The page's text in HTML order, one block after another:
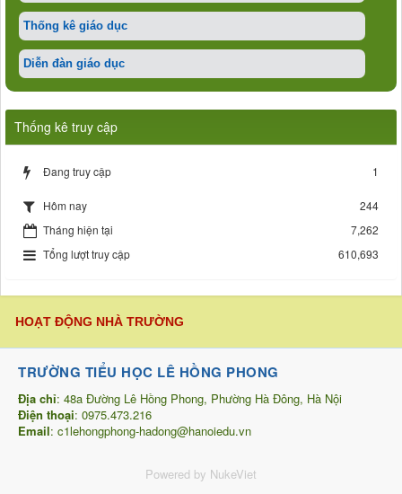
Thống kê giáo dục
Diễn đàn giáo dục
Thống kê truy cập
Đang truy cập 1
Hôm nay
244
Tháng hiện tại
7,262
Tổng lượt truy cập
610,693
HOẠT ĐỘNG NHÀ TRƯỜNG
TRƯỜNG TIỂU HỌC LÊ HỒNG PHONG
Địa chỉ: 48a Đường Lê Hồng Phong, Phường Hà Đông, Hà Nội
Điện thoại: 0975.473.216
Email: c1lehongphong-hadong@hanoiedu.vn
Powered by NukeViet